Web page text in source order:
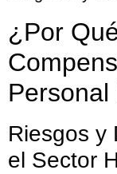
¿Por
Riesgos y
el Sector